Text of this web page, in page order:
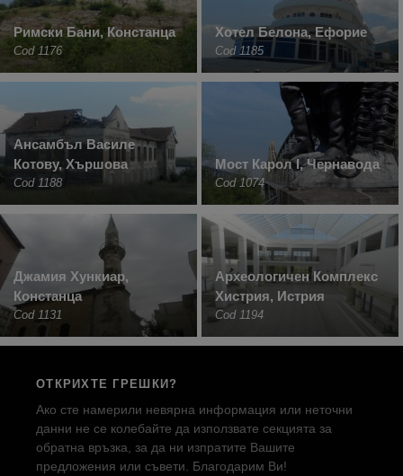
Римски Бани, Констанца
Cod 1176
Хотел Белона, Ефорие
Cod 1185
Ансамбъл Василе
Котову, Хършова
Cod 1188
Мост Карол I, Чернавода
Cod 1074
Джамия Хункиар,
Констанца
Cod 1131
Археологичен Комплекс
Хистрия, Истрия
Cod 1194
ОТКРИХТЕ ГРЕШКИ?
Ако сте намерили невярна информация или неточни
данни не се колебайте да използвате секцията за
обратна връзка, за да ни изпратите Вашите
предложения или съвети. Благодарим Ви!